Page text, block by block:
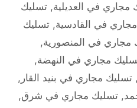
مجاري في العديلية, تسليك
في القادسية, تسليك
مجاري في المنصورية,
مجاري في النهضة,
, تسليك مجاري في بنيد القار ,
, تسليك مجاري في شرق,